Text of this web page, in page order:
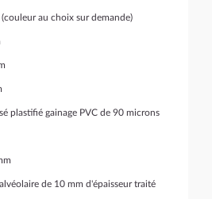
au choix sur demande)
plastifié gainage PVC de 90 microns
de 10 mm d'épaisseur traité